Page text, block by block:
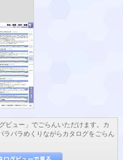
ビュー」でごらんいただけます。カ
ラパラめくりながらカタログをごらん